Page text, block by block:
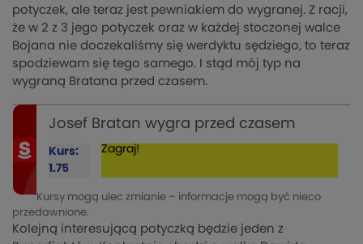
potyczek, ale teraz jest pewniakiem do wygranej. Z racji,
że w 2 z 3 jego potyczek oraz w każdej stoczonej walce
Bojana nie doczekaliśmy się werdyktu sędziego, to teraz
spodziewam się tego samego. I stąd mój typ na
wygraną Bratana przed czasem.
Josef Bratan wygra przed czasem
Kurs:
1.75
Zagraj!
Kursy mogą ulec zmianie – informacje mogą być nieco
przedawnione.
Kolejną interesującą potyczką będzie jeden z